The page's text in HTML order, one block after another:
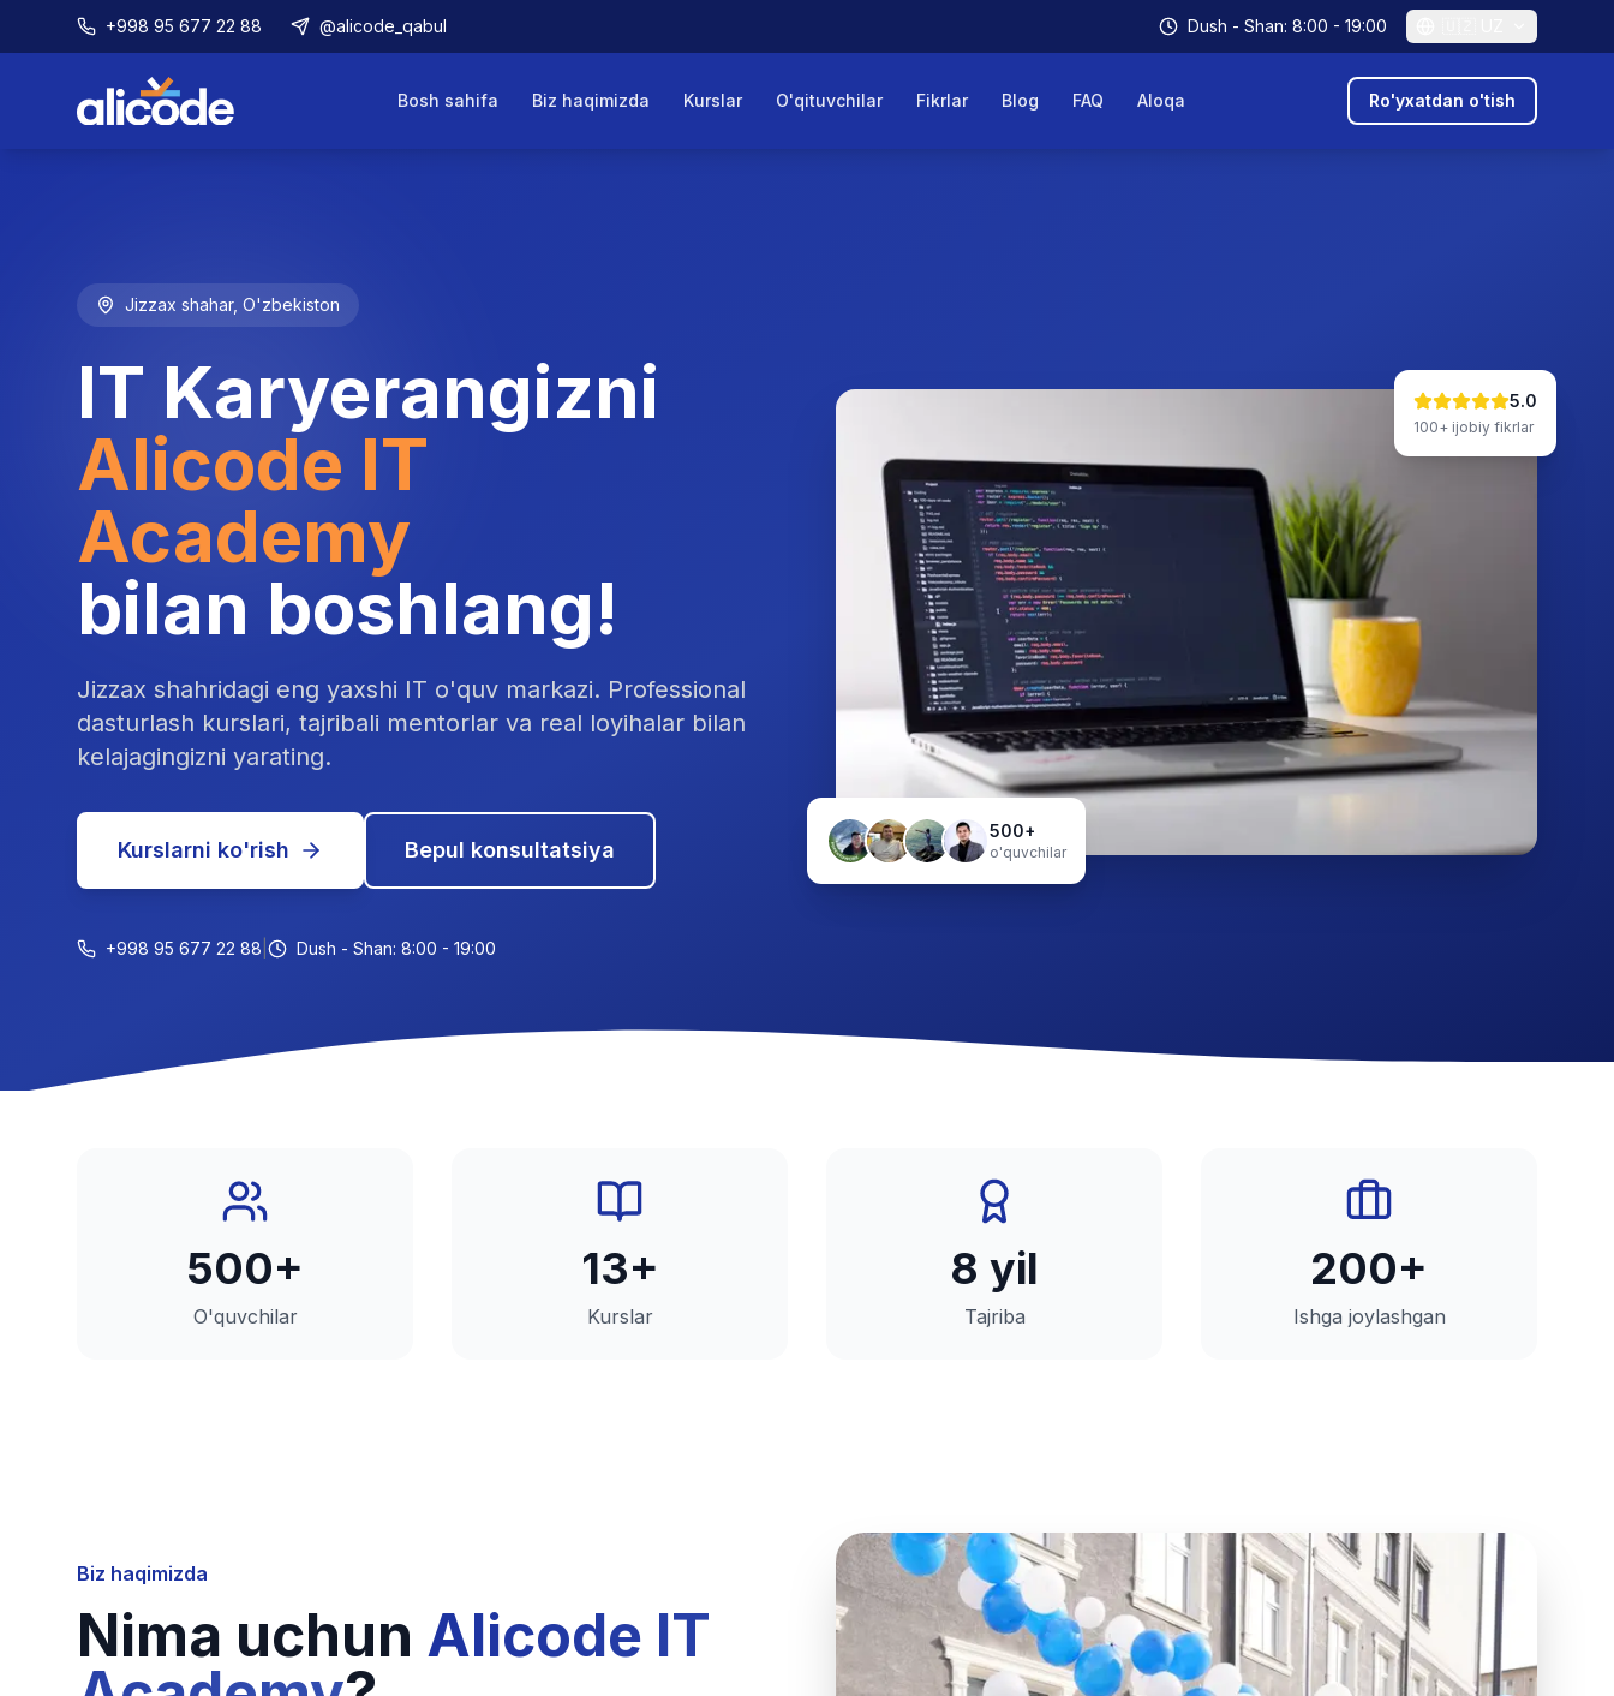
+998 95 677 22 88 @alicode_qabul Dush - Shan: 8:00 - 19:00
Bosh sahifa Biz haqimizda Kurslar O'qituvchilar Fikrlar Blog FAQ Aloqa Ro'yxatdan o'tish
Jizzax shahar, O'zbekiston
IT Karyerangizni
Alicode IT
Academy
bilan boshlang!
Jizzax shahridagi eng yaxshi IT o'quv markazi. Professional
dasturlash kurslari, tajribali mentorlar va real loyihalar bilan
kelajagingizni yarating.
Kurslarni ko'rish Bepul konsultatsiya
+998 95 677 22 88 Dush - Shan: 8:00 - 19:00
500+
o'quvchilar
5.0
100+ ijobiy fikrlar
500+
O'quvchilar
13+
Kurslar
8 yil
Tajriba
200+
Ishga joylashgan
Biz haqimizda
Nima uchun Alicode IT